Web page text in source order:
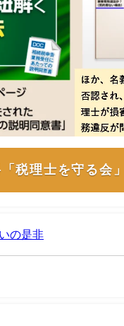
税理士を守る会
の是非